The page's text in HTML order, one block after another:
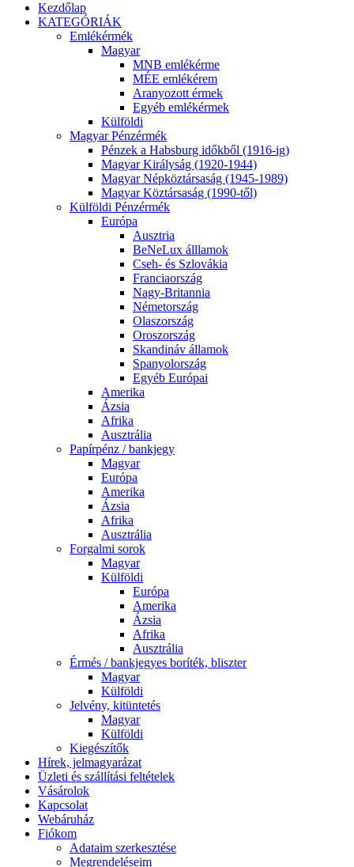
Kezdőlap
KATEGÓRIÁK
Emlékérmék
Magyar
MNB emlékérme
MÉE emlékérem
Aranyozott érmek
Egyéb emlékérmek
Külföldi
Magyar Pénzérmék
Pénzek a Habsburg időkből (1916-ig)
Magyar Királyság (1920-1944)
Magyar Népköztársaság (1945-1989)
Magyar Köztársaság (1990-től)
Külföldi Pénzérmék
Európa
Ausztria
BeNeLux álllamok
Cseh- és Szlovákia
Franciaország
Nagy-Britannia
Németország
Olaszország
Oroszország
Skandináv államok
Spanyolország
Egyéb Európai
Amerika
Ázsia
Afrika
Ausztrália
Papírpénz / bankjegy
Magyar
Európa
Amerika
Ázsia
Afrika
Ausztrália
Forgalmi sorok
Magyar
Külföldi
Európa
Amerika
Ázsia
Afrika
Ausztrália
Érmés / bankjegyes boríték, bliszter
Magyar
Külföldi
Jelvény, kitüntetés
Magyar
Külföldi
Kiegészítők
Hírek, jelmagyarázat
Üzleti és szállítási feltételek
Vásárolok
Kapcsolat
Webáruház
Fiókom
Adataim szerkesztése
Megrendeléseim